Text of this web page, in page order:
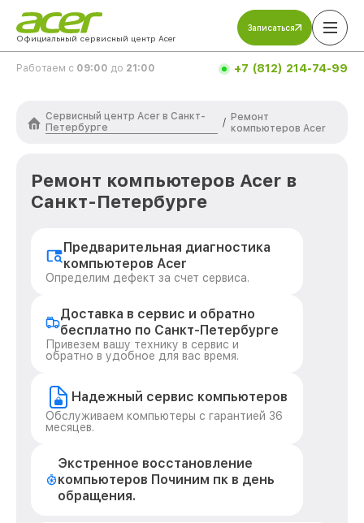
Официальный сервисный центр Acer
Записаться
Работаем с 09:00 до 21:00 +7 (812) 214-74-99
Сервисный центр Acer в Санкт-
Петербурге
/ Ремонт
компьютеров Acer
Ремонт компьютеров Acer в
Санкт-Петербурге
Предварительная диагностика
компьютеров Acer
Определим дефект за счет сервиса.
Доставка в сервис и обратно
бесплатно по Санкт-Петербурге
Привезем вашу технику в сервис и
обратно в удобное для вас время.
Надежный сервис компьютеров
Обслуживаем компьютеры с гарантией 36
месяцев.
Экстренное восстановление
компьютеров Починим пк в день
обращения.